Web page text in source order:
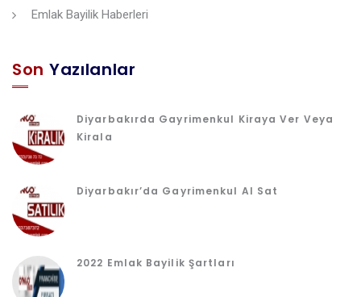
Emlak Bayilik Haberleri
Son Yazılanlar
Diyarbakırda Gayrimenkul Kiraya Ver Veya
Kirala
Diyarbakır’da Gayrimenkul Al Sat
2022 Emlak Bayilik Şartları